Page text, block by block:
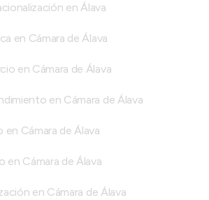
en Álava
en Cámara de Álava
en Cámara de Álava
en Cámara de Álava
en Cámara de Álava
en Cámara de Álava
en Cámara de Álava